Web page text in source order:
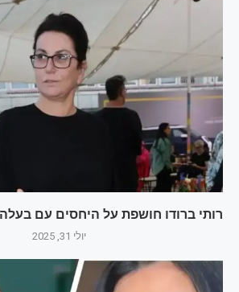
רותי ברודו חושפת על היחסים עם
יולי 31, 2025